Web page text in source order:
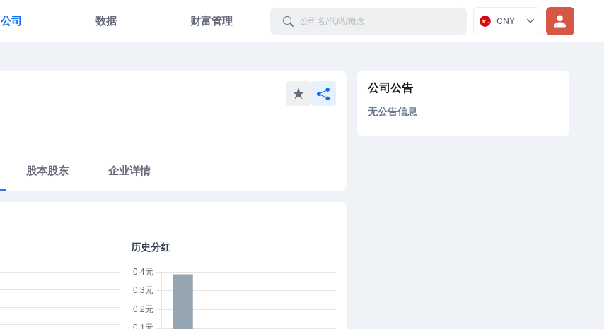
公司 数据 财富管理 Search CNY
股本股东 企业详情
历史分红
公司公告
无公告信息